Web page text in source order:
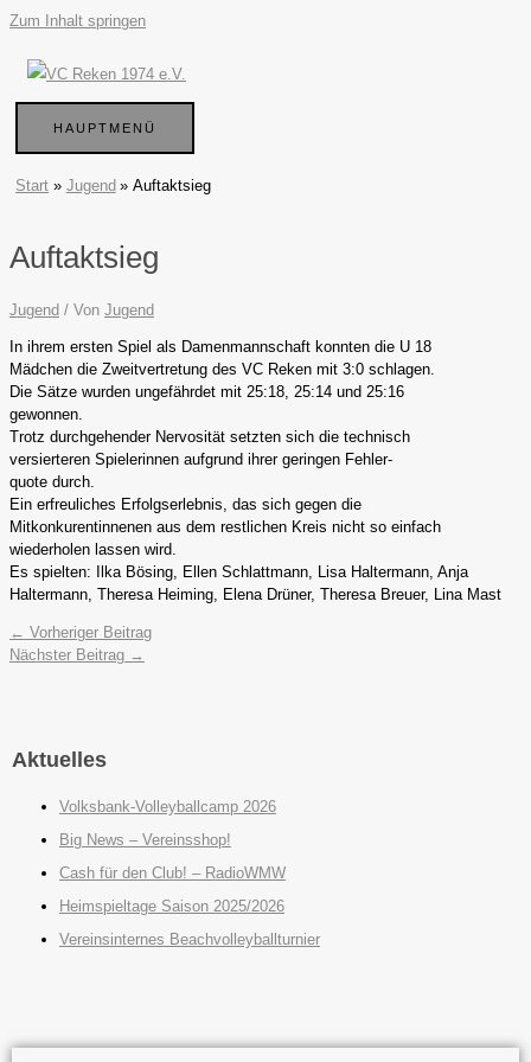
Zum Inhalt springen
HAUPTMENÜ
Start Jugend Auftaktsieg
Auftaktsieg
Jugend / Von Jugend
In ihrem ersten Spiel als Damenmannschaft konnten die U 18
Mädchen die Zweitvertretung des VC Reken mit 3:0 schlagen.
Die Sätze wurden ungefährdet mit 25:18, 25:14 und 25:16
gewonnen.
Trotz durchgehender Nervosität setzten sich die technisch
versierteren Spielerinnen aufgrund ihrer geringen Fehler-
quote durch.
Ein erfreuliches Erfolgserlebnis, das sich gegen die
Mitkonkurentinnenen aus dem restlichen Kreis nicht so einfach
wiederholen lassen wird.
Es spielten: Ilka Bösing, Ellen Schlattmann, Lisa Haltermann, Anja
Haltermann, Theresa Heiming, Elena Drüner, Theresa Breuer, Lina Mast
← Vorheriger Beitrag
Nächster Beitrag →
Aktuelles
Volksbank-Volleyballcamp 2026
Big News – Vereinsshop!
Cash für den Club! – RadioWMW
Heimspieltage Saison 2025/2026
Vereinsinternes Beachvolleyballturnier